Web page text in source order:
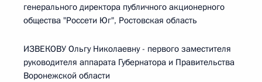
генерального директора публичного акционерного
общества "Россети Юг", Ростовская область
ИЗВЕКОВУ Ольгу Николаевну - первого заместителя
руководителя аппарата Губернатора и Правительства
Воронежской области